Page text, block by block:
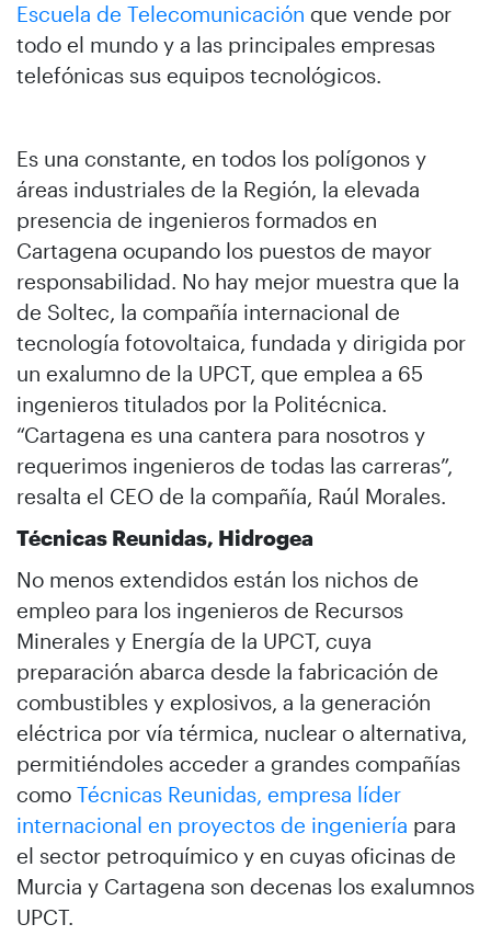
Escuela de Telecomunicación que vende por
todo el mundo y a las principales empresas
telefónicas sus equipos tecnológicos.
Es una constante, en todos los polígonos y
áreas industriales de la Región, la elevada
presencia de ingenieros formados en
Cartagena ocupando los puestos de mayor
responsabilidad. No hay mejor muestra que la
de Soltec, la compañía internacional de
tecnología fotovoltaica, fundada y dirigida por
un exalumno de la UPCT, que emplea a 65
ingenieros titulados por la Politécnica.
“Cartagena es una cantera para nosotros y
requerimos ingenieros de todas las carreras”,
resalta el CEO de la compañía, Raúl Morales.
Técnicas Reunidas, Hidrogea
No menos extendidos están los nichos de
empleo para los ingenieros de Recursos
Minerales y Energía de la UPCT, cuya
preparación abarca desde la fabricación de
combustibles y explosivos, a la generación
eléctrica por vía térmica, nuclear o alternativa,
permitiéndoles acceder a grandes compañías
como Técnicas Reunidas, empresa líder
internacional en proyectos de ingeniería para
el sector petroquímico y en cuyas oficinas de
Murcia y Cartagena son decenas los exalumnos
UPCT.